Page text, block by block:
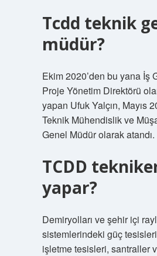
Tcdd teknik
müdür?
Ekim 2020’den bu yana İş
Proje Yönetim Direktörü
yapan Ufuk Yalçın, Mayıs
Teknik Mühendislik ve
Genel Müdür olarak atandı.
TCDD
yapar?
Demiryolları ve şehir içi
sistemlerindeki güç
işletme tesisleri, santraller